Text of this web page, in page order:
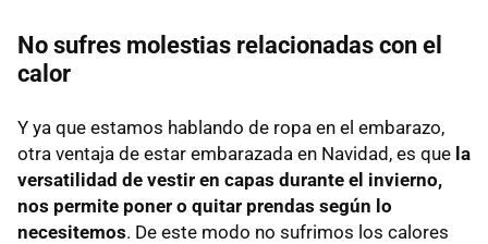
No sufres molestias relacionadas con el
calor
Y ya que estamos hablando de ropa en el embarazo,
otra ventaja de estar embarazada en Navidad, es que la
versatilidad de vestir en capas durante el invierno,
nos permite poner o quitar prendas según lo
necesitemos. De este modo no sufrimos los calores